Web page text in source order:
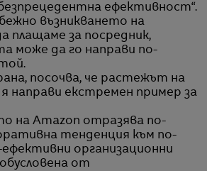
ефективност“.
възникването на
плащаме за посредник,
може да го направи по-
посочва, че растежът на
направи екстремен пример за
на Amazon отразява по-
тенденция към по-
организационни
от